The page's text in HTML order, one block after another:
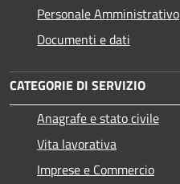
Personale Amministrativo
Documenti e dati
CATEGORIE DI SERVIZIO
Anagrafe e stato civile
Vita lavorativa
Imprese e Commercio